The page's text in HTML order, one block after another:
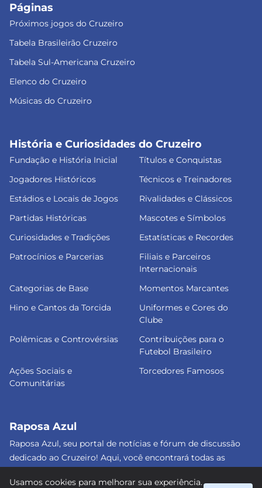
Páginas
Próximos jogos do Cruzeiro
Tabela Brasileirão Cruzeiro
Tabela Sul-Americana Cruzeiro
Elenco do Cruzeiro
Músicas do Cruzeiro
História e Curiosidades do Cruzeiro
Fundação e História Inicial
Títulos e Conquistas
Jogadores Históricos
Técnicos e Treinadores
Estádios e Locais de Jogos
Rivalidades e Clássicos
Partidas Históricas
Mascotes e Símbolos
Curiosidades e Tradições
Estatísticas e Recordes
Patrocínios e Parcerias
Filiais e Parceiros
Internacionais
Categorias de Base
Momentos Marcantes
Hino e Cantos da Torcida
Uniformes e Cores do
Clube
Polêmicas e Controvérsias
Contribuições para o
Futebol Brasileiro
Ações Sociais e
Comunitárias
Torcedores Famosos
Raposa Azul
Raposa Azul, seu portal de notícias e fórum de discussão
dedicado ao Cruzeiro! Aqui, você encontrará todas as
sobre o nosso amado clube. Junte-se a nós e faça parte
Usamos cookies para melhorar sua experiência.